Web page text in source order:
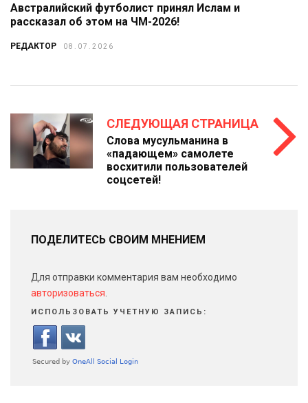
Австралийский футболист принял Ислам и
рассказал об этом на ЧМ-2026!
РЕДАКТОР 08.07.2026
СЛЕДУЮЩАЯ СТРАНИЦА
Слова мусульманина в
«падающем» самолете
восхитили пользователей
соцсетей!
ПОДЕЛИТЕСЬ СВОИМ МНЕНИЕМ
Для отправки комментария вам необходимо
авторизоваться
ИСПОЛЬЗОВАТЬ УЧЕТНУЮ ЗАПИСЬ: